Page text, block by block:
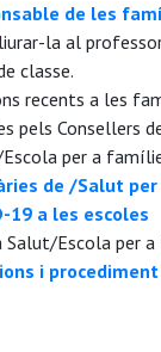
de les
la al
classe.
recents a les
pels Consellers
per a
de /Salut
19 a les escoles
Salut/Escola per
i procediment